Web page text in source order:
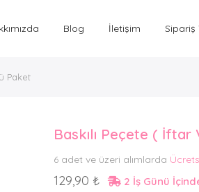
Blog İletişim Sipariş
Paket
Baskılı Peçete (
6 adet ve üzeri alımlarda
129,90 ₺ 2 İş Günü